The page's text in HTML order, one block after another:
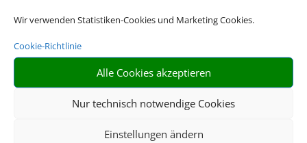
Wir verwenden Statistiken-Cookies und Marketing Cookies.
Cookie-Richtlinie
Alle Cookies akzeptieren
Nur technisch notwendige Cookies
Einstellungen ändern